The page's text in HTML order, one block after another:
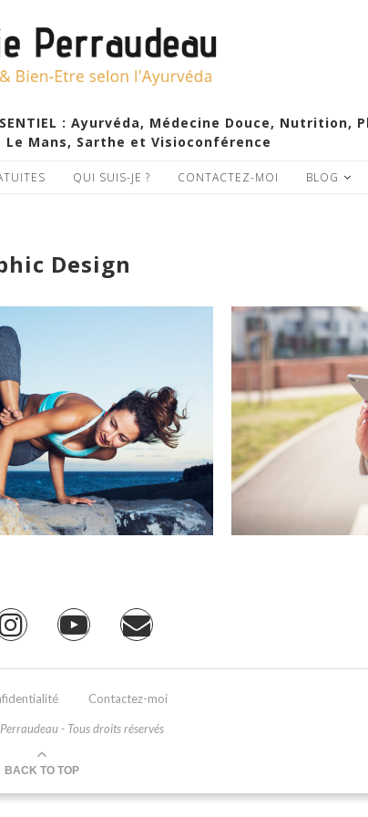
: Ayurvéda, Médecine Douce,
Mans, Sarthe et Visioconférence
QUI SUIS-JE ? CONTACTEZ-MOI BLOG
Design
Contactez-moi
- Tous droits réservés
BACK TO TOP